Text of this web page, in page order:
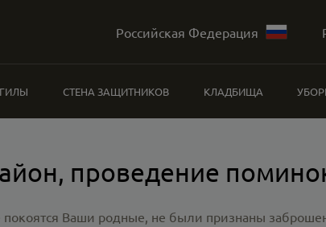
Российская Федерация
СТЕНА ЗАЩИТНИКОВ КЛАДБИЩА
проведение
покоятся Ваши родные, не были признаны